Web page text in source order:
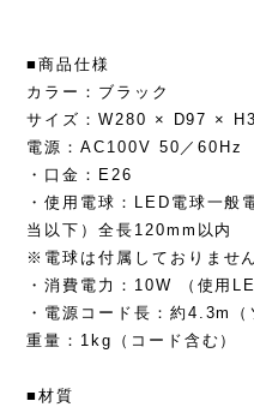
■商品仕様
カラー：ブラック
サイズ：W280 × D97 ×
電源：AC100V 50／60Hz
・口金：E26
・使用電球：LED電球一般
当以下）全長120mm以内
※電球は付属しておりません
・消費電力：10W （使用
・電源コード長：約4.3m（
重量：1kg（コード含む）
■材質